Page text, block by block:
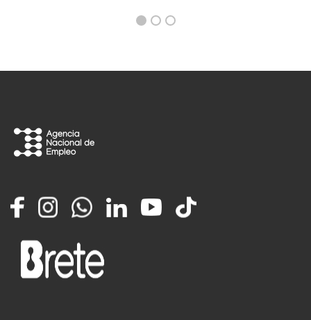
FacebookInstagramWhatsappLinkedInYouTube
TikTok